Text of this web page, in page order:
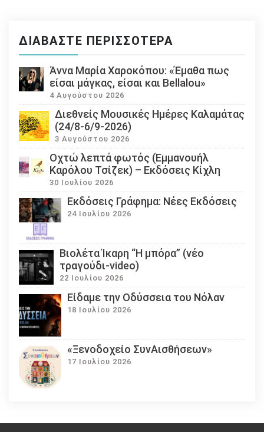
ΔΙΑΒΆΣΤΕ ΠΕΡΙΣΣΌΤΕΡΑ
Άννα Μαρία Χαροκόπου: «Έμαθα πως
είσαι μάγκας, είσαι και Bellalou»
4 Αυγούστου 2026
Διεθνείς Μουσικές Ημέρες Καλαμάτας
(24/8-6/9-2026)
3 Αυγούστου 2026
Οχτώ λεπτά φωτός (Εμμανουήλ
Καρόλου Τσίζεκ) – Εκδόσεις Κίχλη
30 Ιουλίου 2026
Εκδόσεις Γράφημα: Νέες Εκδόσεις
24 Ιουλίου 2026
Βιολέτα Ίκαρη “Η μπόρα” (νέο
τραγούδι-video)
22 Ιουλίου 2026
Eίδαμε την Οδύσσεια του Νόλαν
18 Ιουλίου 2026
«Ξενοδοχείο ΣυνΑισθήσεων»
17 Ιουλίου 2026